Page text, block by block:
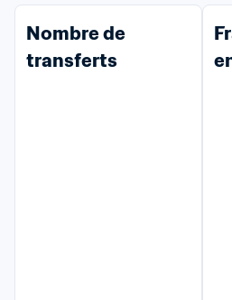
Nombre de
transferts